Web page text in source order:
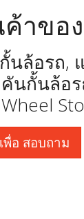
าของ
กั้นล้อรถ
คันกั้นล้อ
พื่อ สอบถาม